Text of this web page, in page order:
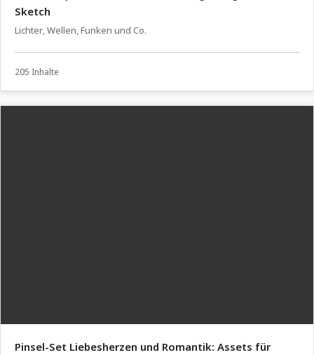
Sketch
Lichter, Wellen, Funken und Co.
205 Inhalte
Pinsel-Set Liebesherzen und Romantik: Assets für